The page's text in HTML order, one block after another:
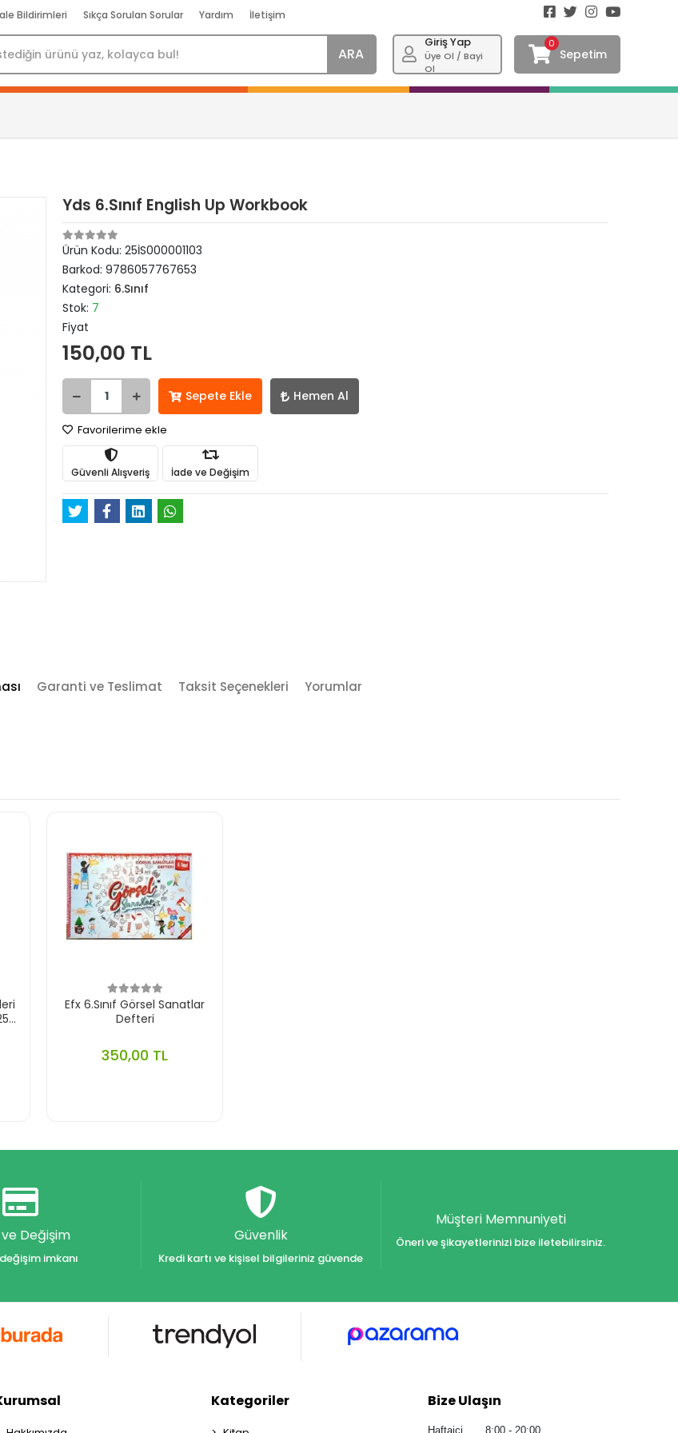
Bildirimleri Sıkça Sorulan Sorular Yardım İletişim
ARA
Giriş Yap
Üye Ol / Bayi
Ol
0
Sepetim
Yds 6.Sınıf English Up Workbook
Ürün Kodu:25İS000001103
Barkod:9786057767653
Kategori: 6.Sınıf
Stok: 7
Fiyat
150,00 TL
Sepete Ekle Hemen Al
Favorilerime ekle
Güvenli Alışveriş İade ve Değişim
Garanti ve Teslimat Taksit Seçenekleri Yorumlar
Efx 6.Sınıf Görsel Sanatlar
Defteri
350,00 TL
Değişim
imkanı
Güvenlik
Kredi kartı ve kişisel bilgileriniz güvende
Müşteri Memnuniyeti
Öneri ve şikayetlerinizi bize iletebilirsiniz.
Kategoriler Bize Ulaşın
Haftaiçi 8:00 - 20:00